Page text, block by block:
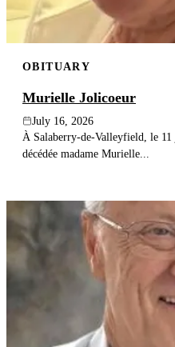
OBITUARY
Murielle Jolicoeur
July 16, 2026
À Salaberry-de-Valleyfield, le 11
décédée madame Murielle...